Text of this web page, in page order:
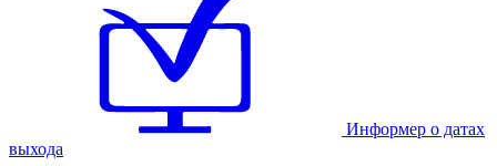
Информер о датах
выхода